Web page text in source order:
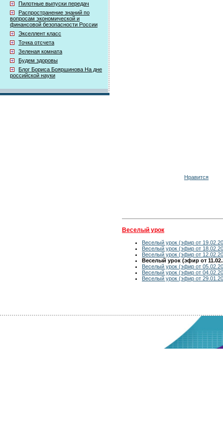
Пилотные выпуски передач
Распространение знаний по
вопросам экономической и
финансовой безопасности России
Экселлент класс
Точка отсчета
Зеленая комната
Будем здоровы
Блог Бориса Бояршинова На дне
российской науки
Нравится
Веселый урок
Веселый урок (эфир от
Веселый урок (эфир от
Веселый урок (эфир от
Веселый урок (эфир от
Веселый урок (эфир от
Веселый урок (эфир от
Веселый урок (эфир от